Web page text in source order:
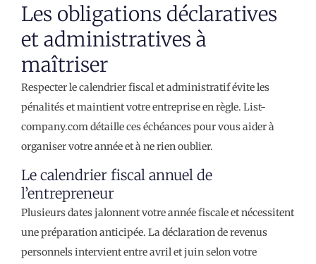
Les obligations déclaratives
et administratives à
maîtriser
Respecter le calendrier fiscal et administratif évite les
pénalités et maintient votre entreprise en règle. List-
company.com détaille ces échéances pour vous aider à
organiser votre année et à ne rien oublier.
Le calendrier fiscal annuel de
l’entrepreneur
Plusieurs dates jalonnent votre année fiscale et nécessitent
une préparation anticipée. La déclaration de revenus
personnels intervient entre avril et juin selon votre